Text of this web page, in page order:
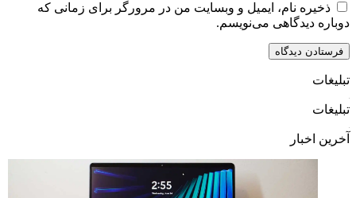
ذخیره نام، ایمیل و وبسایت من در مرورگر برای زمانی که
دوباره دیدگاهی می‌نویسم.
تبلیغات
تبلیغات
آخرین اخبار